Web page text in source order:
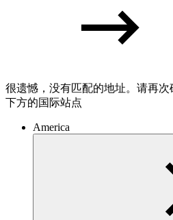
很遗憾，没有匹配的地址。请再
下方的国际站点
America